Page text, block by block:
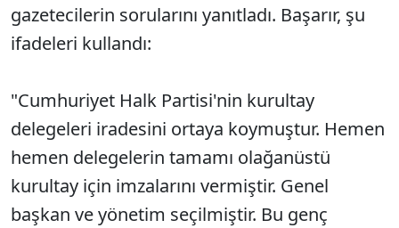
gazetecilerin sorularını yanıtladı. Başarır, şu
ifadeleri kullandı:
"Cumhuriyet Halk Partisi'nin kurultay
delegeleri iradesini ortaya koymuştur. Hemen
hemen delegelerin tamamı olağanüstü
kurultay için imzalarını vermiştir. Genel
başkan ve yönetim seçilmiştir. Bu genç